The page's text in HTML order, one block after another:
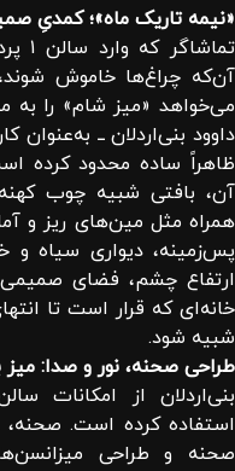
«نیمه‌ تاریک ماه»؛ کمدیِ
آن‌که چراغ‌ها خاموش
می‌خواهد «میز شام» را به
داوود بنی‌اردلان ــ
ظاهراً ساده محدود
آن، بافتی شبیه چوب
همراه مثل مین‌های ریز و
پس‌زمینه، دیواری سیاه و
ارتفاع چشم، فضای
خانه‌ای که قرار است تا
شبیه شود.
طراحی صحنه، نور و صدا: میز
استفاده کرده است.
صحنه و طراحی